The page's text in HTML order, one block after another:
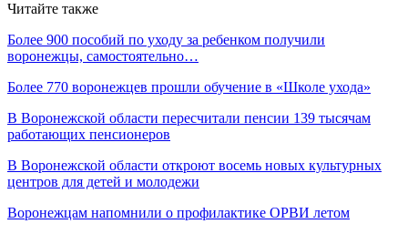
Читайте также
Более 900 пособий по уходу за ребенком получили
воронежцы, самостоятельно…
Более 770 воронежцев прошли обучение в «Школе ухода»
В Воронежской области пересчитали пенсии 139 тысячам
работающих пенсионеров
В Воронежской области откроют восемь новых культурных
центров для детей и молодежи
Воронежцам напомнили о профилактике ОРВИ летом